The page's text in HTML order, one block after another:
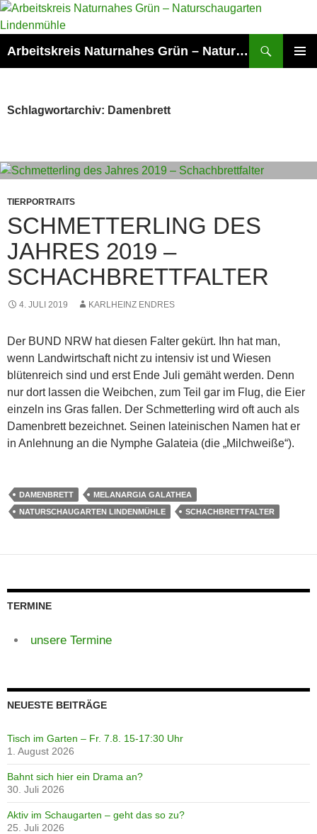
Zum
Inhalt
Arbeitskreis Naturnahes Grün – Naturschaugarten Lindenmühle
Schlagwortarchiv: Damenbrett
TIERPORTRAITS
SCHMETTERLING DES
JAHRES 2019 –
SCHACHBRETTFALTER
4. JULI 2019 KARLHEINZ ENDRES
Der BUND NRW hat diesen Falter gekürt. Ihn hat man,
wenn Landwirtschaft nicht zu intensiv ist und Wiesen
blütenreich sind und erst Ende Juli gemäht werden. Denn
nur dort lassen die Weibchen, zum Teil gar im Flug, die Eier
einzeln ins Gras fallen. Der Schmetterling wird oft auch als
Damenbrett bezeichnet. Seinen lateinischen Namen hat er
in Anlehnung an die Nymphe Galateia (die „Milchweiße“).
DAMENBRETT
MELANARGIA GALATHEA
NATURSCHAUGARTEN LINDENMÜHLE
SCHACHBRETTFALTER
TERMINE
unsere Termine
NEUESTE BEITRÄGE
Tisch im Garten – Fr. 7.8. 15-17:30 Uhr
1. August 2026
Bahnt sich hier ein Drama an?
30. Juli 2026
Aktiv im Schaugarten – geht das so zu?
25. Juli 2026